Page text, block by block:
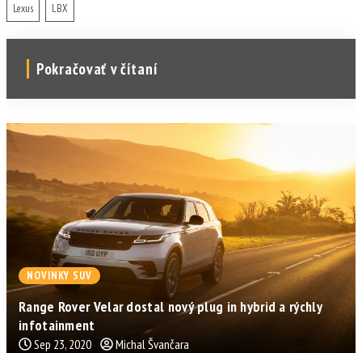
Lexus LBX
Pokračovať v čítaní
NOVINKY SUV
Range Rover Velar dostal nový plug in hybrid a rýchly
infotainment
Sep 23, 2020 Michal Švančara